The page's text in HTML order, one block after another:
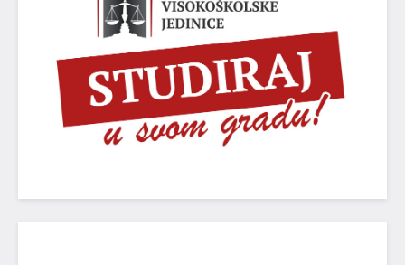
PRAVO - TEORIJA I PRAKSA
Nacionalni časopis međunarodnog značaja (kategorije